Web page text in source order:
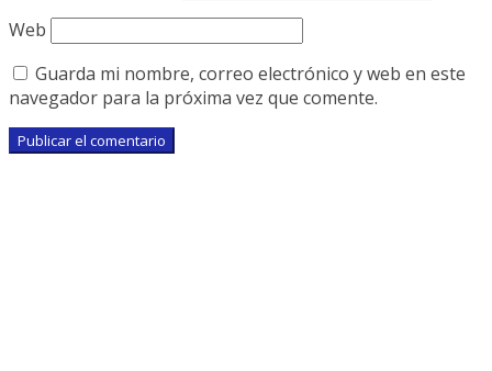
Web
Guarda mi nombre, correo electrónico y web en este
navegador para la próxima vez que comente.